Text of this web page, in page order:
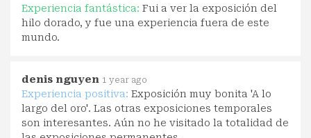
Experiencia fantástica: Fui a ver la exposición del
hilo dorado, y fue una experiencia fuera de este
mundo.
denis nguyen 1 year ago
Experiencia positiva: Exposición muy bonita 'A lo
largo del oro'. Las otras exposiciones temporales
son interesantes. Aún no he visitado la totalidad de